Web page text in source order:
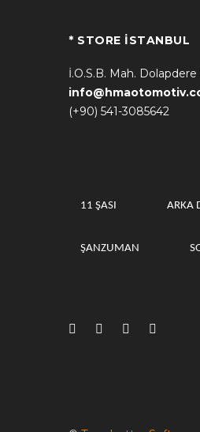
* STORE İSTANBUL
İ.O.S.B. Mah.
(+90) 541-3085642
11 ŞASI ARKA
ŞANZUMAN